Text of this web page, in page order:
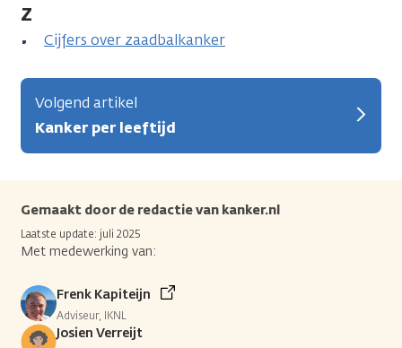
Z
Cijfers over zaadbalkanker
Volgend artikel
Kanker per leeftijd
Gemaakt door de redactie van kanker.nl
Laatste update: juli 2025
Met medewerking van:
Frenk Kapiteijn
Adviseur, IKNL
Josien Verreijt